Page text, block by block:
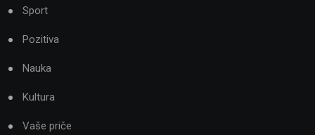
Sport
Pozitiva
Nauka
Kultura
Vaše priče